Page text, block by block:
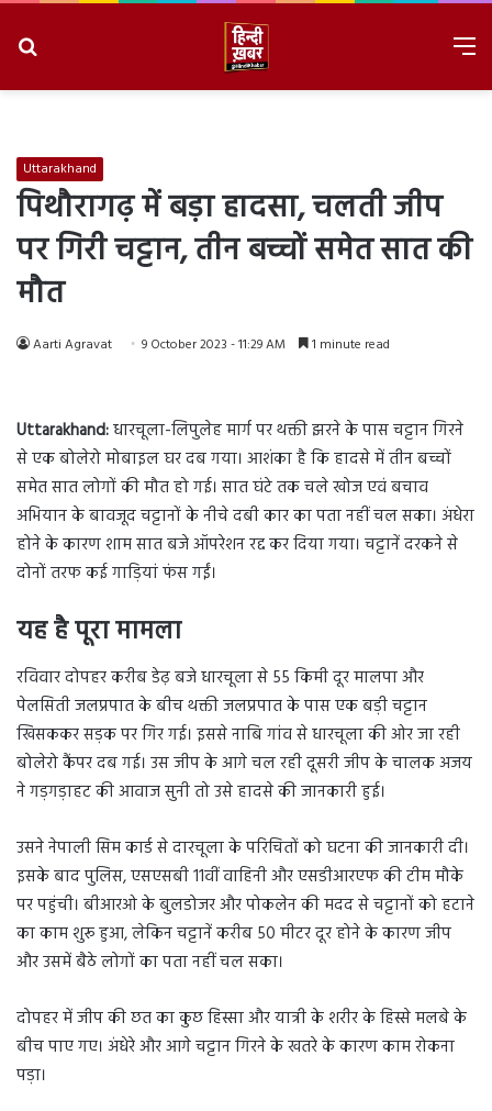
Uttarakhand
पिथौरागढ़ में बड़ा हादसा, चलती जीप
पर गिरी चट्टान, तीन बच्चों समेत सात की
मौत
Aarti Agravat 9 October 2023 - 11:29 AM 1 minute read
Uttarakhand:धारचूला-लिपुलेह मार्ग पर थक्ती झरने के पास चट्टान गिरने
से एक बोलेरो मोबाइल घर दब गया। आशंका है कि हादसे में तीन बच्चों
समेत सात लोगों की मौत हो गई। सात घंटे तक चले खोज एवं बचाव
अभियान के बावजूद चट्टानों के नीचे दबी कार का पता नहीं चल सका। अंधेरा
होने के कारण शाम सात बजे ऑपरेशन रद्द कर दिया गया। चट्टानें दरकने से
दोनों तरफ कई गाड़ियां फंस गईं।
यह है पूरा मामला
रविवार दोपहर करीब डेढ़ बजे धारचूला से 55 किमी दूर मालपा और
पेलसिती जलप्रपात के बीच थक्ती जलप्रपात के पास एक बड़ी चट्टान
खिसककर सड़क पर गिर गई। इससे नाबि गांव से धारचूला की ओर जा रही
बोलेरो कैंपर दब गई। उस जीप के आगे चल रही दूसरी जीप के चालक अजय
ने गड़गड़ाहट की आवाज सुनी तो उसे हादसे की जानकारी हुई।
उसने नेपाली सिम कार्ड से दारचूला के परिचितों को घटना की जानकारी दी।
इसके बाद पुलिस, एसएसबी 11वीं वाहिनी और एसडीआरएफ की टीम मौके
पर पहुंची। बीआरओ के बुलडोजर और पोकलेन की मदद से चट्टानों को हटाने
का काम शुरू हुआ, लेकिन चट्टानें करीब 50 मीटर दूर होने के कारण जीप
और उसमें बैठे लोगों का पता नहीं चल सका।
दोपहर में जीप की छत का कुछ हिस्सा और यात्री के शरीर के हिस्से मलबे के
बीच पाए गए। अंधेरे और आगे चट्टान गिरने के खतरे के कारण काम रोकना
पड़ा।